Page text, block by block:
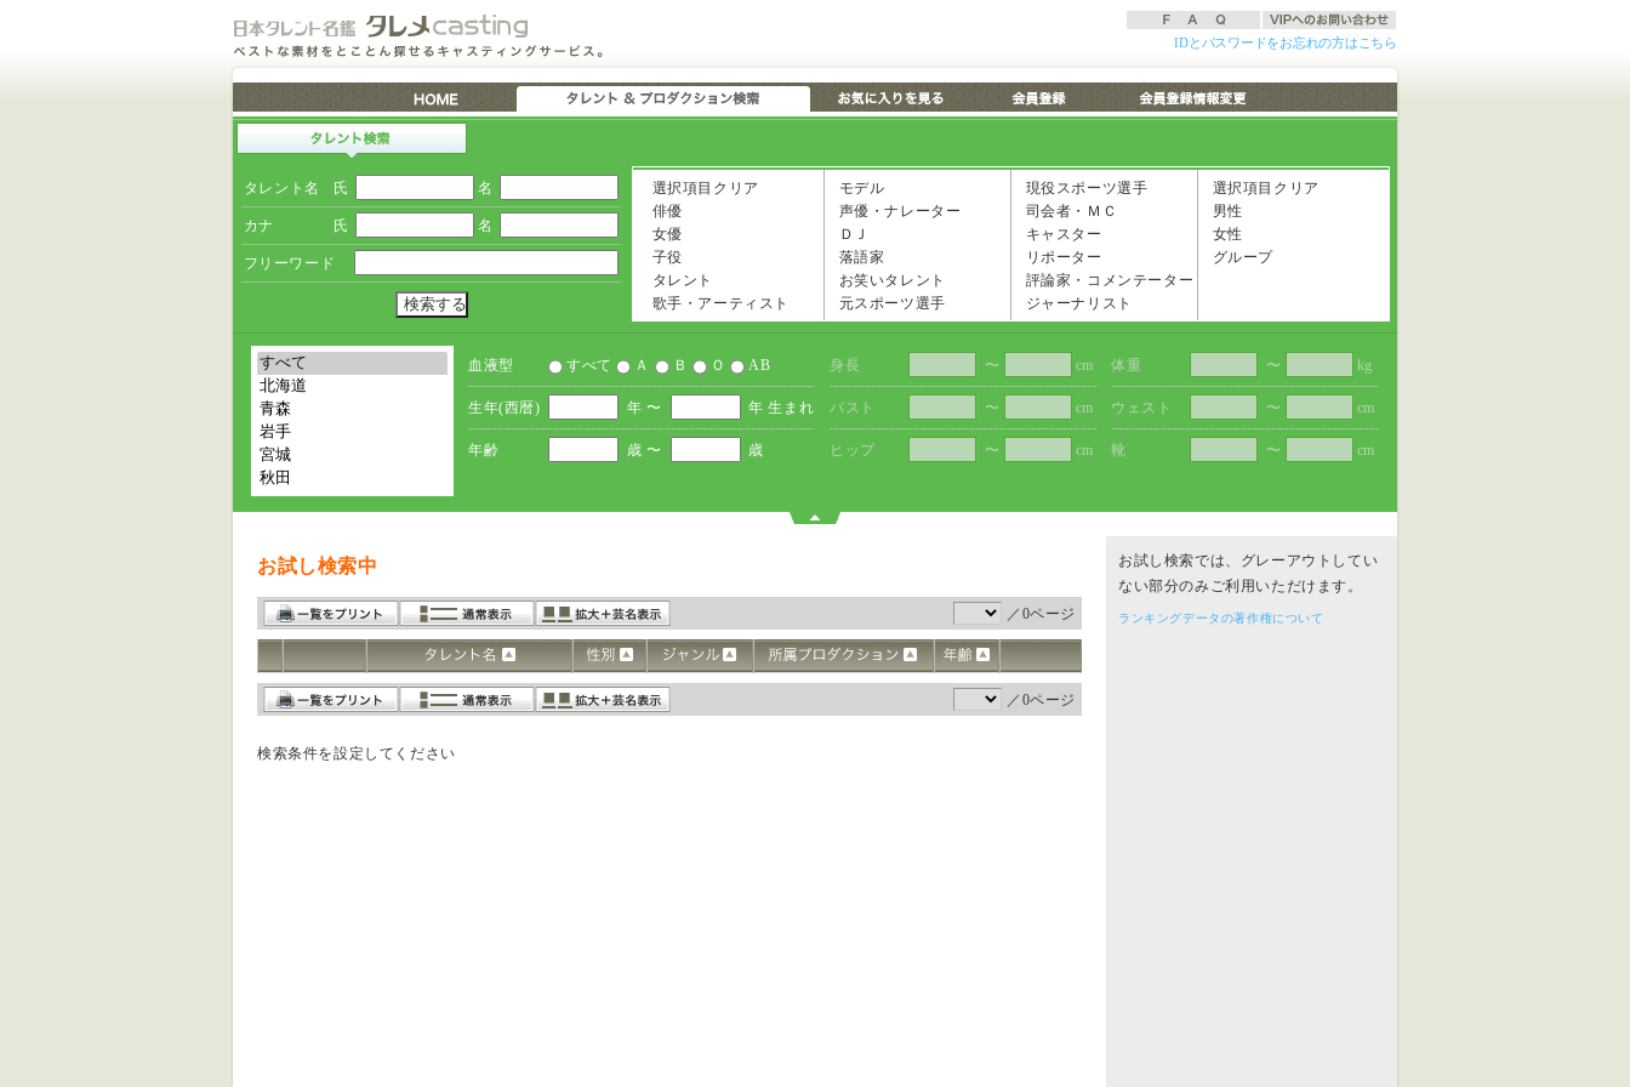
IDとパスワードをお忘れの方はこちら
タレント名 氏 名
カナ 氏 名
フリーワード
選択項目クリア
俳優
女優
子役
タレント
歌手・アーティスト
モデル
声優・ナレーター
ＤＪ
落語家
お笑いタレント
元スポーツ選手
現役スポーツ選手
司会者・ＭＣ
キャスター
リポーター
評論家・コメンテーター
ジャーナリスト
選択項目クリア
男性
女性
グループ
血液型 すべて Ａ Ｂ Ｏ AB
生年(西暦) 年 〜 年 生まれ
年齢 歳 〜 歳
身長 〜 cm
バスト 〜 cm
ヒップ 〜 cm
体重 〜 kg
ウェスト 〜 cm
靴 〜 cm
お試し検索中
／0ページ
／0ページ
検索条件を設定してください
お試し検索では、グレーアウトしてい
ない部分のみご利用いただけます。
ランキングデータの著作権について